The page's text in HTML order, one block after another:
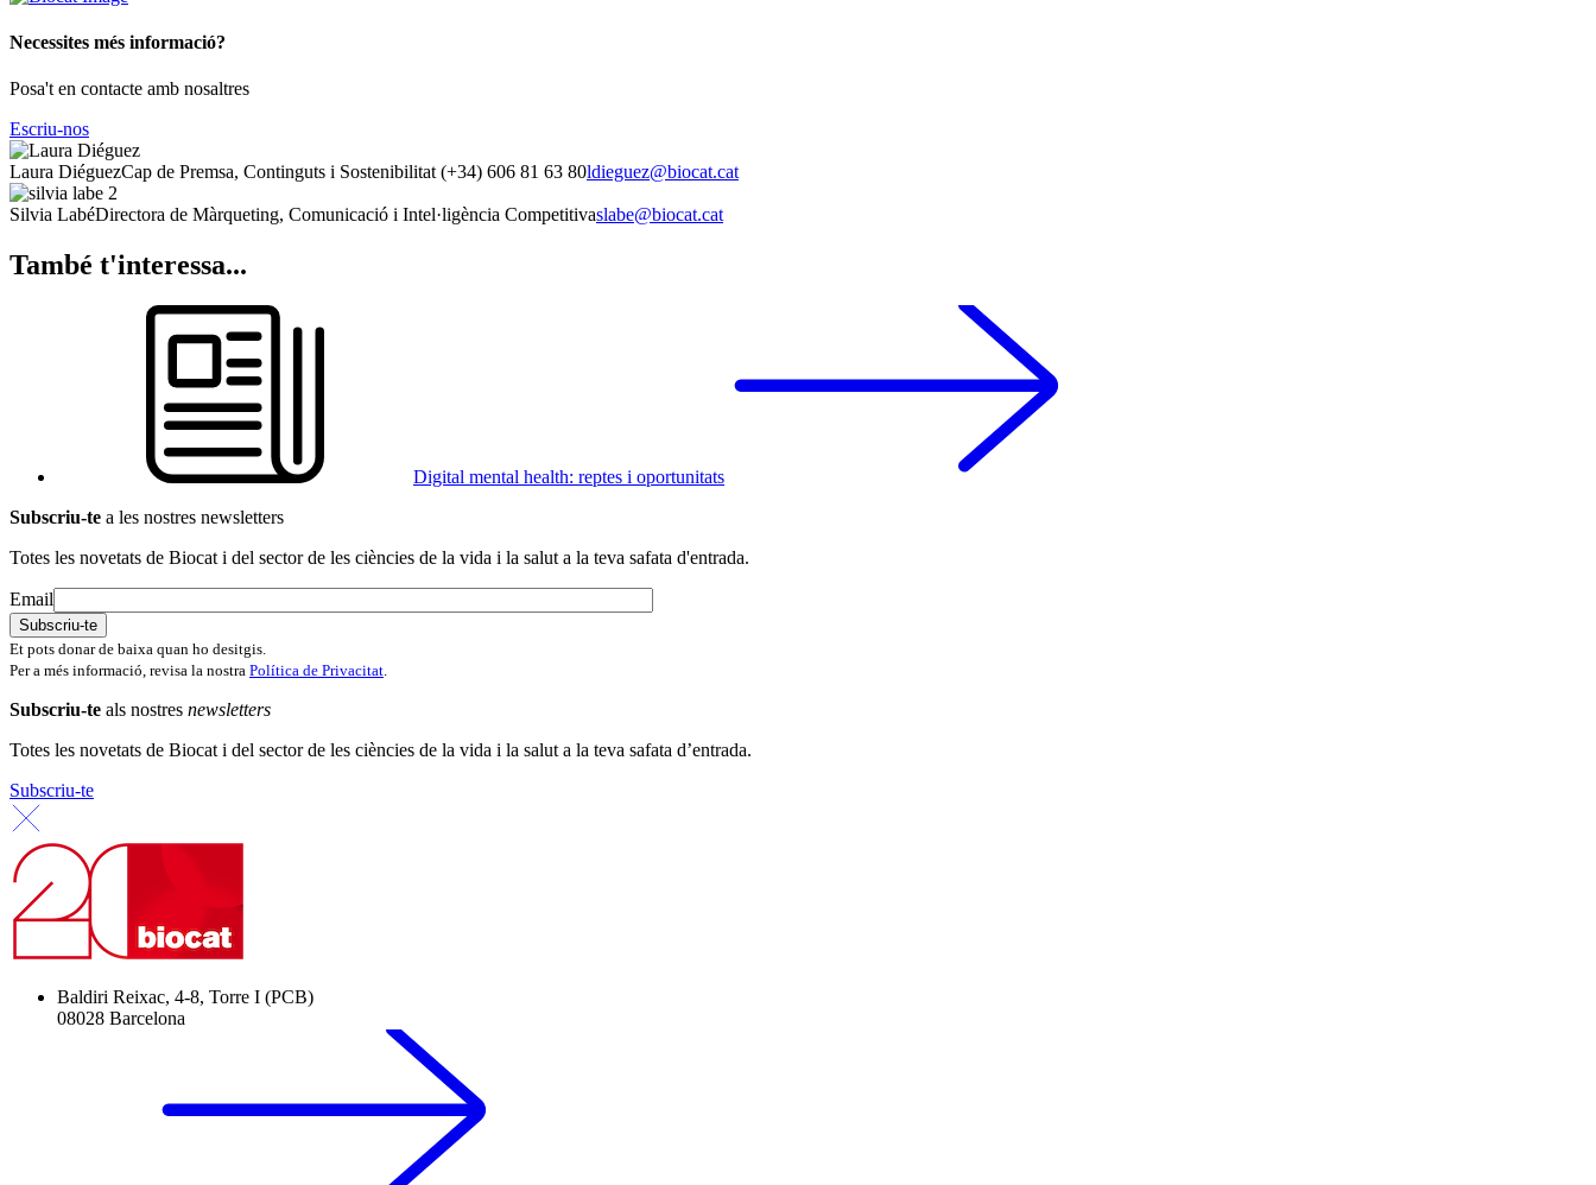
Necessites més informació?
Posa't en contacte amb nosaltres
Escriu-nos
Laura DiéguezCap de Premsa, Continguts i Sostenibilitat (+34) 606 81 63 80ldieguez@biocat.cat
Silvia LabéDirectora de Màrqueting, Comunicació i Intel·ligència Competitivaslabe@biocat.cat
També t'interessa...
Digital mental health: reptes i oportunitats
Subscriu-te a les nostres newsletters
Totes les novetats de Biocat i del sector de les ciències de la vida i la salut a la teva safata d'entrada.
Email
Et pots donar de baixa quan ho desitgis.
Per a més informació, revisa la nostra Política de Privacitat.
Subscriu-te als nostres newsletters
Totes les novetats de Biocat i del sector de les ciències de la vida i la salut a la teva safata d’entrada.
Subscriu-te
Baldiri Reixac, 4-8, Torre I (PCB)
08028 Barcelona